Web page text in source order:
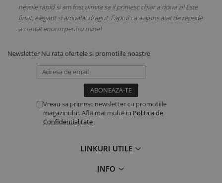
nevoie rapid si am fost uimita sa il primesc chiar a doua zi! Este
finut, elegant si ambalat dragut. Faptul ca a ajuns atat de repede
a contat enorm pentru mine!
Newsletter Nu rata ofertele si promotiile noastre
Vreau sa primesc newsletter cu promotiile
magazinului. Afla mai multe in Politica de
Confidentialitate
LINKURI UTILE
INFO